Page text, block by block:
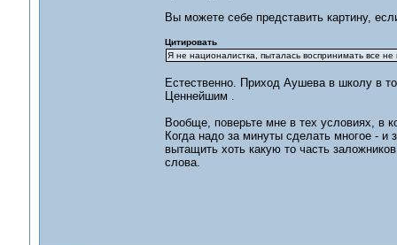
Вы можете себе представить картину,
Цитировать
Я не националистка, пыталась воспринимать все
Естественно. Приход Аушева в школу в
Ценнейшим .
Вообще, поверьте мне в тех условиях, в
Когда надо за минуты сделать многое - и
вытащить хоть какую то часть
слова.